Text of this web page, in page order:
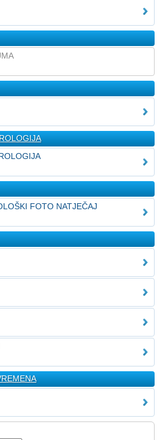
FOTO NATJEČAJ